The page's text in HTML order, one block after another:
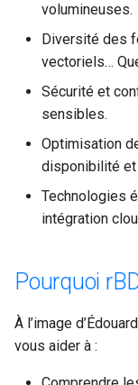
volumineuses.
Diversité des
vectoriels…
Sécurité et
sensibles.
Optimisation
disponibilité
Technologies
intégration
Pourquoi
À l’image
vous aider à :